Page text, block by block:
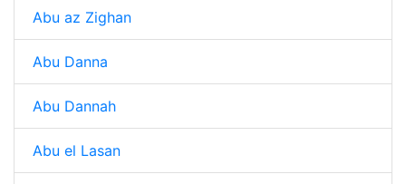
Abu az Zighan
Abu Danna
Abu Dannah
Abu el Lasan